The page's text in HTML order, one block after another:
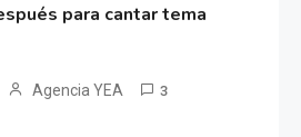
para cantar tema
Agencia YEA 3